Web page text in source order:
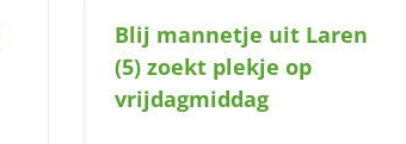
Blij mannetje uit Laren
(5) zoekt plekje op
vrijdagmiddag